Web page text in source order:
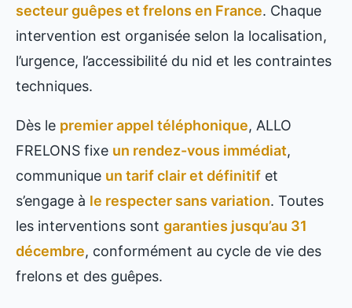
secteur guêpes et frelons en France. Chaque
intervention est organisée selon la localisation,
l’urgence, l’accessibilité du nid et les contraintes
techniques.
Dès le premier appel téléphonique, ALLO
FRELONS fixe un rendez-vous immédiat,
communique un tarif clair et définitif et
s’engage à le respecter sans variation. Toutes
les interventions sont garanties jusqu’au 31
décembre, conformément au cycle de vie des
frelons et des guêpes.